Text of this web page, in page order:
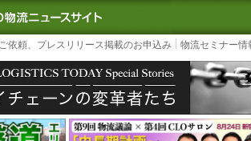
TODAY｜国内最大の物流ニュースサイト
3PL, SCM
依頼、プレスリリース掲載のお申込み 物流セミナー